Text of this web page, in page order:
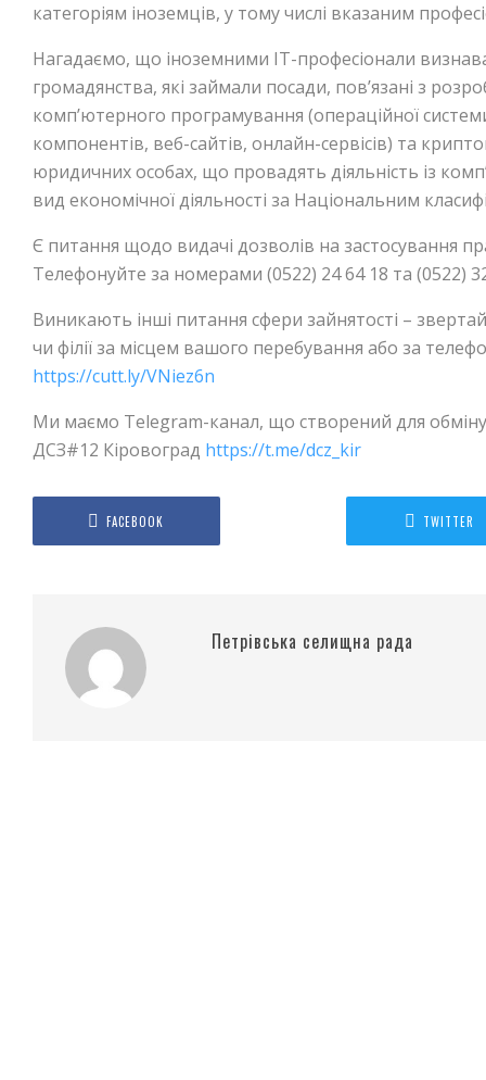
категоріям іноземців, у тому числі вказаним
Нагадаємо, що іноземними ІТ-професіонали
громадянства, які займали посади, пов’язані з
комп’ютерного програмування (операційної
компонентів, веб-сайтів, онлайн-сервісів) та
юридичних особах, що провадять діяльність із
вид економічної діяльності за Національним
Є питання щодо видачі дозволів на застосування
Телефонуйте за номерами (0522) 24 64 18 та (0522)
Виникають інші питання сфери зайнятості –
чи філії за місцем вашого перебування або за
https://cutt.ly/VNiez6n
Ми маємо Telegram-канал, що створений для
ДСЗ#12 Кіровоград https://t.me/dcz_kir
FACEBOOK TWITTER
Петрівська селищна рада